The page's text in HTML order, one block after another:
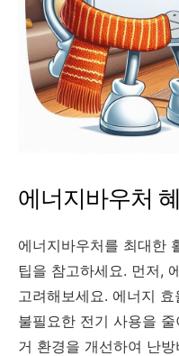
에너지바우처
에너지바우처를 최대한
팁을 참고하세요. 먼저,
고려해보세요. 에너지
불필요한 전기 사용을
거 환경을 개선하여 난